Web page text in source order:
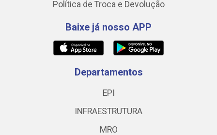
Política de Troca e Devolução
Baixe já nosso APP
Departamentos
EPI
INFRAESTRUTURA
MRO